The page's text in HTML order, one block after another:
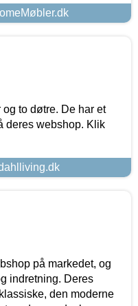
to døtre. De har et
deres webshop. Klik
på markedet, og
indretning. Deres
den moderne